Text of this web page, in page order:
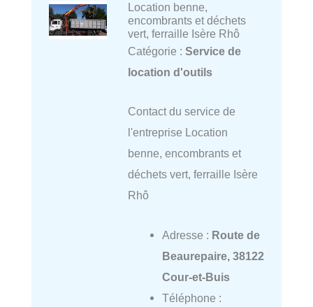
Location benne,
encombrants et déchets
vert, ferraille Isère Rhô
Catégorie : Service de
location d'outils
Contact du service de
l'entreprise Location
benne, encombrants et
déchets vert, ferraille Isère
Rhô
Adresse : Route de
Beaurepaire, 38122
Cour-et-Buis
Téléphone :